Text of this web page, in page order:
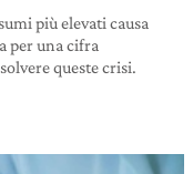
più elevati causa
per una cifra
queste crisi.